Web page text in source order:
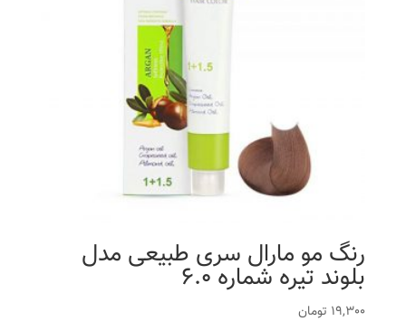
رنگ مو مارال سری طبیعی مدل
بلوند تیره شماره 6.0
19,300 تومان